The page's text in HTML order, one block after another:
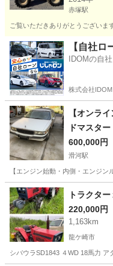
赤塚駅
ご覧いただきありがとうござい
茨城 水戸市 赤塚駅
【自社
IDOMの自
株式会社IDOM
【オンラ
ドマスタ
600,000円
滑河駅
【エンジン始動・内側・エンジ
茨城 稲敷市 滑河駅
トラクタ
220,000円
1,163km
龍ケ崎市
シバウラSD1843 ４WD 18馬力